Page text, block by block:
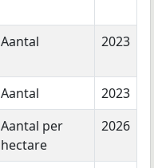
Aantal 2023
Aantal
2023
Aantal per
hectare
2026